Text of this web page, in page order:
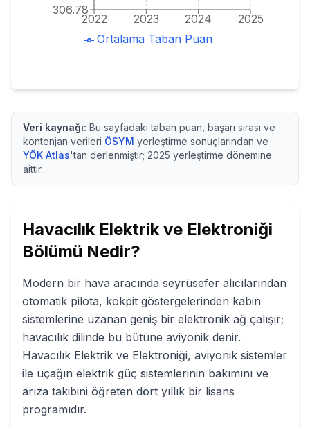
2022 2023 2024 2025
306.78
Ortalama Taban Puan
Veri kaynağı: Bu sayfadaki taban puan, başarı sırası ve
kontenjan verileri ÖSYM yerleştirme sonuçlarından ve
YÖK Atlas'tan derlenmiştir; 2025 yerleştirme dönemine
aittir.
Havacılık Elektrik ve Elektroniği
Bölümü Nedir?
Modern bir hava aracında seyrüsefer alıcılarından
otomatik pilota, kokpit göstergelerinden kabin
sistemlerine uzanan geniş bir elektronik ağ çalışır;
havacılık dilinde bu bütüne aviyonik denir.
Havacılık Elektrik ve Elektroniği, aviyonik sistemler
ile uçağın elektrik güç sistemlerinin bakımını ve
arıza takibini öğreten dört yıllık bir lisans
programıdır.